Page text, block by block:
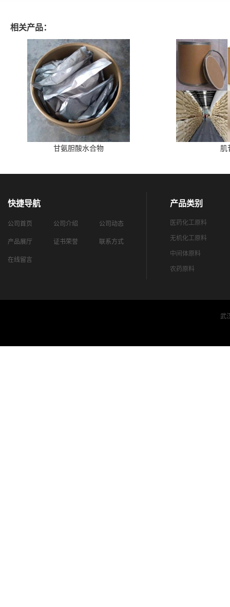
相关产品：
甘氨胆酸水合物 肌
快捷导航
公司首页 公司介绍 公司动态
产品展厅 证书荣誉 联系方式
在线留言
产品类别
医药化工原料
无机化工原料
中间体原料
农药原料
武